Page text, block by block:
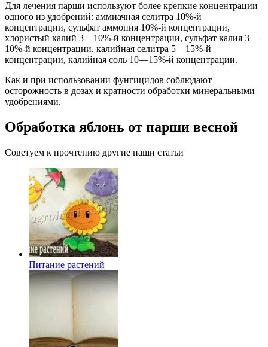
Для лечения парши используют более крепкие концентрации
одного из удобрений: аммиачная селитра 10%-й
концентрации, сульфат аммония 10%-й концентрации,
хлористый калий 3—10%-й концентрации, сульфат калия 3—
10%-й концентрации, калийная селитра 5—15%-й
концентрации, калийная соль 10—15%-й концентрации.
Как и при использовании фунгицидов соблюдают
осторожность в дозах и кратности обработки минеральными
удобрениями.
Обработка яблонь от парши весной
Советуем к прочтению другие наши статьи
Питание растений